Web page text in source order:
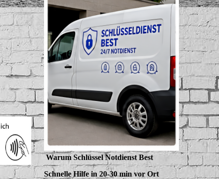
Warum Schlüssel Notdienst Best
Schnelle Hilfe in 20-30 min vor Ort